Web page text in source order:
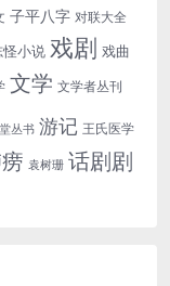
子平八字 对联大全
怪小说 戏剧 戏曲
文学 文学者丛刊
丛书 游记 王氏医学
袁树珊 话剧剧